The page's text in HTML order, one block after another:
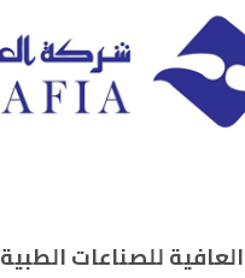
للصناعات الطبية